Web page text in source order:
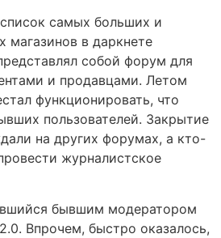
самых больших и
магазинов в даркнете
собой форум для
и продавцами. Летом
функционировать, что
пользователей. Закрытие
на других форумах, а кто-
журналистское
бывшим модератором
Впрочем, быстро оказалось,